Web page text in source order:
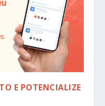
E POTENCIALIZE